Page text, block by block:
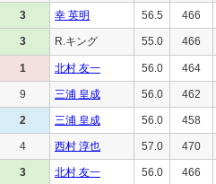
3 幸 英明 56.5 466
3 R.キング 55.0 466
1 北村 友一 56.0 464
9 三浦 皇成 56.0 462
2 三浦 皇成 56.0 458
4 西村 淳也 57.0 470
3 北村 友一 56.0 466